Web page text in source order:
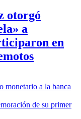
otorgó
a
en
monetario a la banca
de su primer